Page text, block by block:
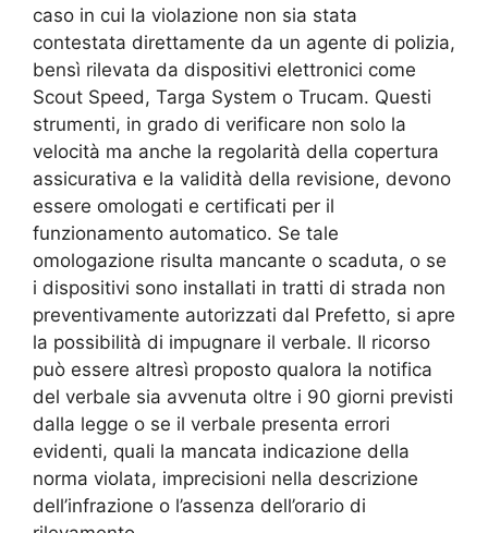
caso in cui la violazione non sia stata
contestata direttamente da un agente di polizia,
bensì rilevata da dispositivi elettronici come
Scout Speed, Targa System o Trucam. Questi
strumenti, in grado di verificare non solo la
velocità ma anche la regolarità della copertura
assicurativa e la validità della revisione, devono
essere omologati e certificati per il
funzionamento automatico. Se tale
omologazione risulta mancante o scaduta, o se
i dispositivi sono installati in tratti di strada non
preventivamente autorizzati dal Prefetto, si apre
la possibilità di impugnare il verbale. Il ricorso
può essere altresì proposto qualora la notifica
del verbale sia avvenuta oltre i 90 giorni previsti
dalla legge o se il verbale presenta errori
evidenti, quali la mancata indicazione della
norma violata, imprecisioni nella descrizione
dell’infrazione o l’assenza dell’orario di